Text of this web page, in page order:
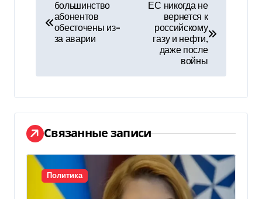
и
г
а
ц
и
большинство
абонентов
обесточены из-
за аварии
ЕС никогда не
вернется к
российскому
газу и нефти,
даже после
войны
Связанные записи
Политика